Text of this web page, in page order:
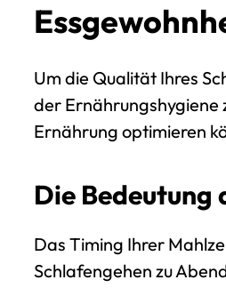
Um die Qualität Ihres
der Ernährungshygiene
Ernährung optimieren
Die Bedeutung
Das Timing Ihrer
Schlafengehen zu